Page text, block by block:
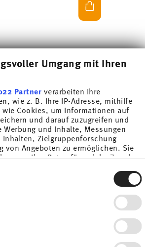
Umgang mit Ihren
Partnerverarbeiten Ihre
wie z. B. Ihre IP-Adresse, mithilfe
wie Cookies, um Informationen auf
und darauf zuzugreifen und
und Inhalte, Messungen
Inhalten, Zielgruppenforschung
von Angeboten zu ermöglichen. Sie
wer Ihre Daten für welche Zwecke
durch Klicken auf das Privacy
oder widerrufen
würden wir auch gerne:
bis auf einige Meter genau sein
Price reduced from
to
€ 47,00